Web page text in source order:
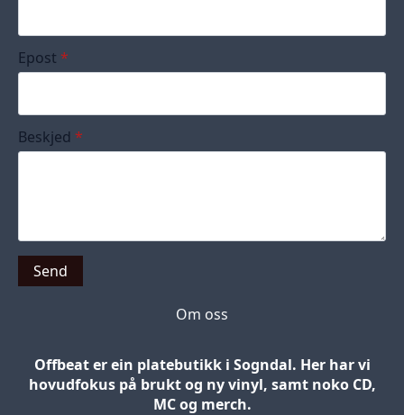
Epost *
Beskjed *
Send
Om oss
Offbeat er ein platebutikk i Sogndal. Her har vi
hovudfokus på brukt og ny vinyl, samt noko CD,
MC og merch.